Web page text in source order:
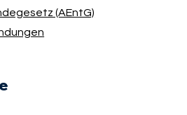
(AEntG)